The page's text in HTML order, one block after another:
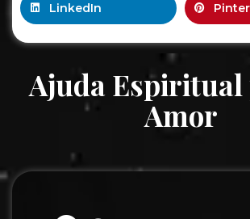
LinkedIn
Ajuda Espiritual
Amor